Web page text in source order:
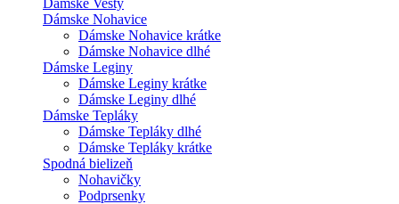
Dámske Vesty
Dámske Nohavice
Dámske Nohavice krátke
Dámske Nohavice dlhé
Dámske Leginy
Dámske Leginy krátke
Dámske Leginy dlhé
Dámske Tepláky
Dámske Tepláky dlhé
Dámske Tepláky krátke
Spodná bielizeň
Nohavičky
Podprsenky